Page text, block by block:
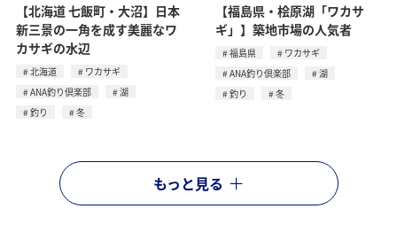
【北海道 七飯町・大沼】日本
新三景の一角を成す美麗なワ
カサギの水辺
北海道
ワカサギ
ANA釣り倶楽部
湖
釣り
冬
【福島県・桧原湖「ワカサ
ギ」】築地市場の人気者
福島県
ワカサギ
ANA釣り倶楽部
湖
釣り
冬
もっと見る